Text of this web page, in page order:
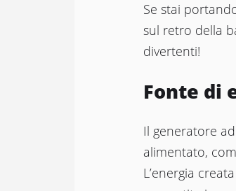
Se stai
sul retro della
divertenti!
Fonte di
Il generatore
alimentato,
L’energia